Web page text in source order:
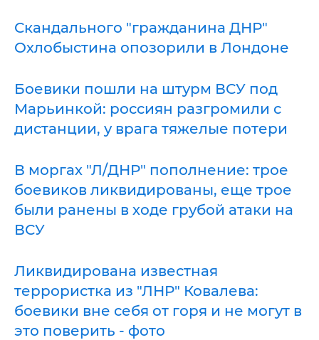
Скандального "гражданина ДНР"
Охлобыстина опозорили в Лондоне
Боевики пошли на штурм ВСУ под
Марьинкой: россиян разгромили с
дистанции, у врага тяжелые потери
В моргах "Л/ДНР" пополнение: трое
боевиков ликвидированы, еще трое
были ранены в ходе грубой атаки на
ВСУ
Ликвидирована известная
террористка из "ЛНР" Ковалева:
боевики вне себя от горя и не могут в
это поверить - фото